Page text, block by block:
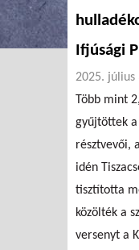
Ifjúsági
2025. július
Több mint
gyűjtöttek a
résztvevői,
idén
tisztította
közölték a
versenyt a